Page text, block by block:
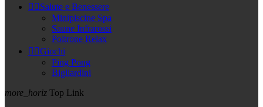
 Salute e Benessere
Minipiscine Spa
Saune Infrarossi
Poltrone Relax
 Giochi
Ping Pong
Bigliardini
more_horiz Top Link